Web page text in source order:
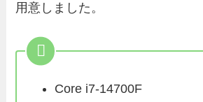
用意しました。
Core i7-14700F